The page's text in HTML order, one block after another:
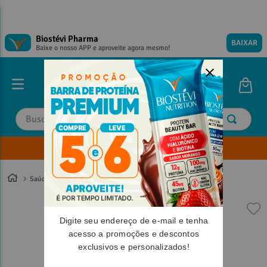
Biostévi Pharma
Baixe o nosso APP e aproveite agora mesmo! BAIXAR
Buscar
Envie sua Receita
Saúde
TERMOS MAIS BUSCADOS
magnesio
omega 3
tadalafila
TERMOS MAIS BUSCADOS
magnesio
tadalafila
Digite seu endereço de e-mail e tenha
acesso a promoções e descontos
exclusivos e personalizados!